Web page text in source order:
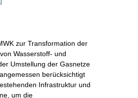
zur Transformation der
Wasserstoff- und
Umstellung der Gasnetze
berücksichtigt
Infrastruktur und
um die